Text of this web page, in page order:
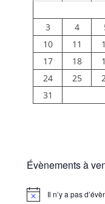
3
4
10
11
17
18
24
25
31
Évènements à
Notice Il n’y a pas